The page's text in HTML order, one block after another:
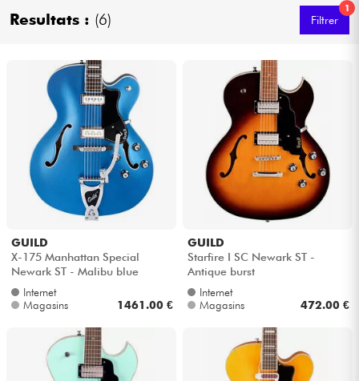
Synthés & Sampleurs
Home Studio
Casques
Micros & HF
Eclairage
Vents
Resultats : (6)
1
Filtrer
GUILD
X-175 Manhattan Special
Newark ST - Malibu blue
Internet
Magasins
1461.00 €
GUILD
Starfire I SC Newark ST -
Antique burst
Internet
Magasins
472.00 €